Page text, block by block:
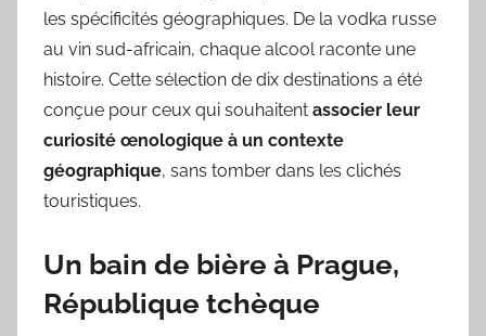
les spécificités géographiques. De la vodka russe
au vin sud-africain, chaque alcool raconte une
histoire. Cette sélection de dix destinations a été
conçue pour ceux qui souhaitent associer leur
curiosité œnologique à un contexte
géographique, sans tomber dans les clichés
touristiques.
Un bain de bière à Prague,
République tchèque